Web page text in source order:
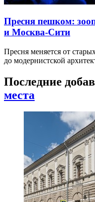
Пресня пешком:
и Москва-Сити
Пресня меняется от
до модернистской
Последние
места